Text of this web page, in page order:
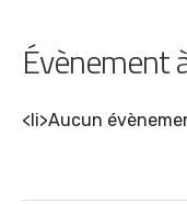
Évènement
<li>Aucun